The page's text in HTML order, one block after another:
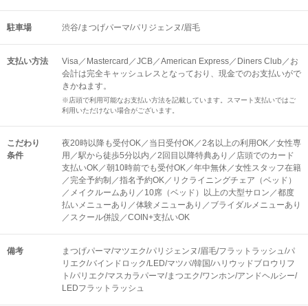
駐車場 渋谷/まつげパーマ/パリジェンヌ/眉毛
支払い方法
Visa／Mastercard／JCB／American Express／Diners Club／お
会計は完全キャッシュレスとなっており、現金でのお支払いがで
きかねます。
※店頭で利用可能なお支払い方法を記載しています。スマート支払いではご
利用いただけない場合がございます。
こだわり
条件
夜20時以降も受付OK／当日受付OK／2名以上の利用OK／女性専
用／駅から徒歩5分以内／2回目以降特典あり／店頭でのカード
支払いOK／朝10時前でも受付OK／年中無休／女性スタッフ在籍
／完全予約制／指名予約OK／リクライニングチェア（ベッド）
／メイクルームあり／10席（ベッド）以上の大型サロン／都度
払いメニューあり／体験メニューあり／ブライダルメニューあり
／スクール併設／COIN+支払いOK
備考
まつげパーマ/マツエク/パリジェンヌ/眉毛/フラットラッシュ/パ
リエク/バインドロック/LED/マツパ/韓国/ハリウッドブロウリフ
ト/パリエク/マスカラパーマ/まつエク/ワンホン/アンドヘルシー/
LEDフラットラッシュ